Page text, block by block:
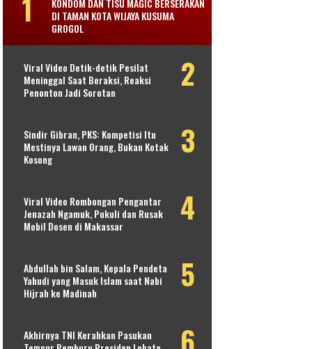
KONDOM DAN TISU MAGIC BERSERAKAN
DI TAMAN KOTA WIJAYA KUSUMA
GROGOL
Viral Video Detik-detik Pesilat
Meninggal Saat Beraksi, Reaksi
Penonton Jadi Sorotan
Sindir Gibran, PKS: Kompetisi Itu
Mestinya Lawan Orang, Bukan Kotak
Kosong
Viral Video Rombongan Pengantar
Jenazah Ngamuk, Pukuli dan Rusak
Mobil Dosen di Makassar
Abdullah bin Salam, Kepala Pendeta
Yahudi yang Masuk Islam saat Nabi
Hijrah ke Madinah
Akhirnya TNI Kerahkan Pasukan